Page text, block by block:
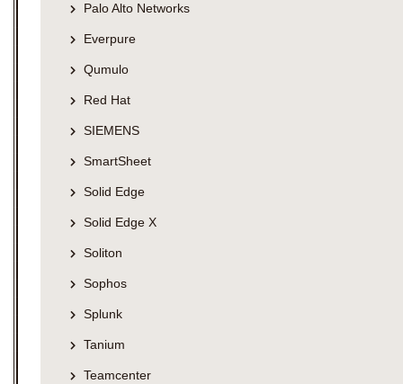
Palo Alto Networks
Everpure
Qumulo
Red Hat
SIEMENS
SmartSheet
Solid Edge
Solid Edge X
Soliton
Sophos
Splunk
Tanium
Teamcenter